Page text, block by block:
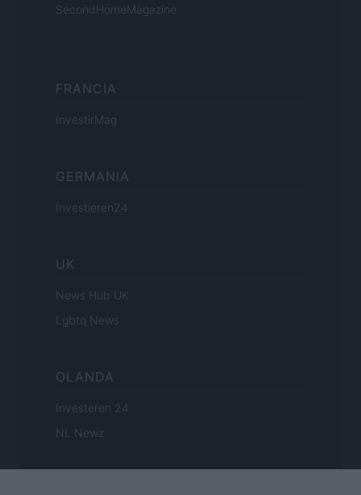
SecondHomeMagazine
FRANCIA
InvestirMag
GERMANIA
Investieren24
UK
News Hub UK
Lgbtq News
OLANDA
Investeren 24
NL Newz